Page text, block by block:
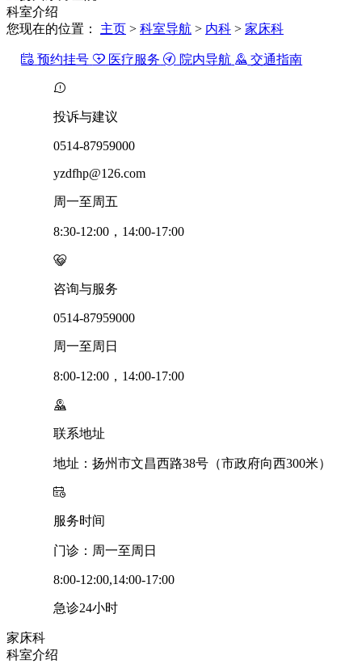
科室介绍
您现在的位置：
主页 > 科室导航 > 内科 > 家床科
预约挂号 医疗服务 院内导航 交通指南
投诉与建议
0514-87959000
yzdfhp@126.com
周一至周五
8:30-12:00，14:00-17:00
咨询与服务
0514-87959000
周一至周日
8:00-12:00，14:00-17:00
联系地址
地址：扬州市文昌西路38号（市政府向西300米）
服务时间
门诊：周一至周日
8:00-12:00,14:00-17:00
急诊24小时
家床科
科室介绍